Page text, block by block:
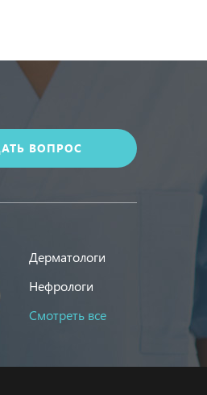
ВОПРОС
Дерматологи
Нефрологи
Смотреть все